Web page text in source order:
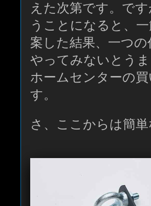
えた次第です。で
うことになると、
案した結果、一つ
やってみないとう
ホームセンターの
す。
さ、ここからは簡